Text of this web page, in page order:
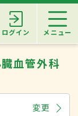
ログイン メニュー
血管外科
変更